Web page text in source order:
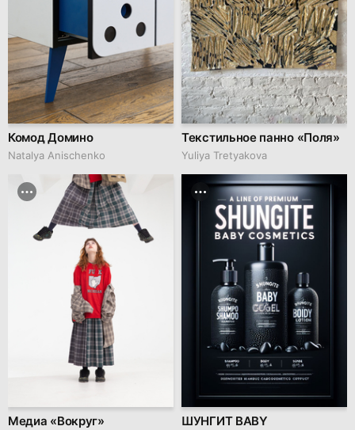
Комод Домино
Natalya Anischenko
Текстильное панно «Поля»
Yuliya Tretyakova
Медиа «Вокруг» ШУНГИТ BABY